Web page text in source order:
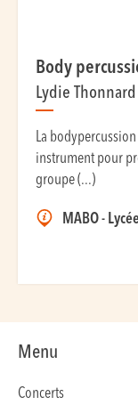
Body
Lydie Thonnard
La
instrument pour
groupe (...)
MABO -
Menu
Concerts